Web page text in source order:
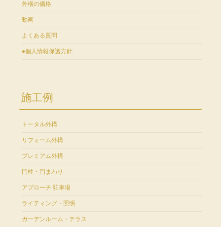
外構の価格
動画
よくある質問
●個人情報保護方針
施工例
トータル外構
リフォーム外構
プレミアム外構
門柱・門まわり
アプローチ 駐車場
ライティング・照明
ガーデンルーム・テラス